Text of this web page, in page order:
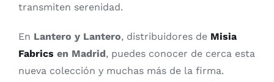
transmiten serenidad.
En Lantero y Lantero, distribuidores de Misia
Fabrics en Madrid, puedes conocer de cerca esta
nueva colección y muchas más de la firma.